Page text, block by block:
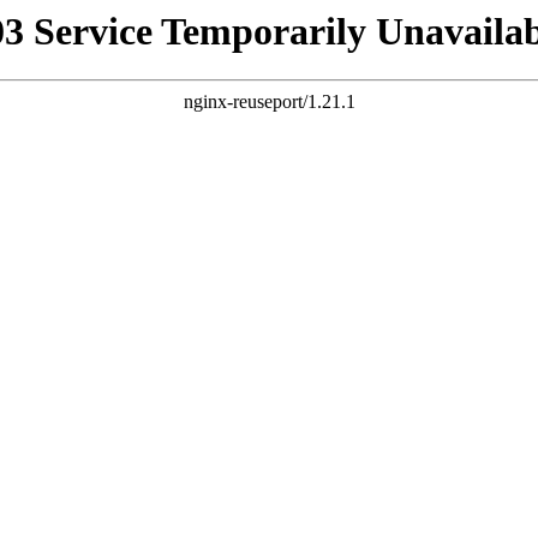
Service Temporarily
nginx-reuseport/1.21.1